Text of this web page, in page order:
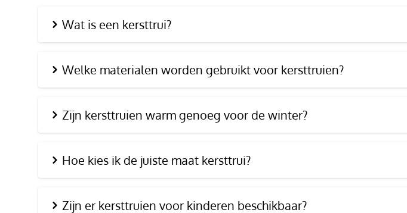
Wat is een kersttrui?
Welke materialen worden gebruikt voor kersttruien?
Zijn kersttruien warm genoeg voor de winter?
Hoe kies ik de juiste maat kersttrui?
Zijn er kersttruien voor kinderen beschikbaar?